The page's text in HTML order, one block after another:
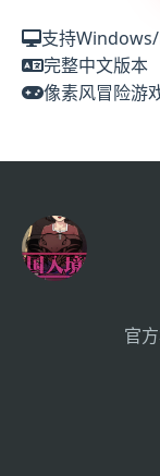
支持
完整中文版本
像素风冒险游
官